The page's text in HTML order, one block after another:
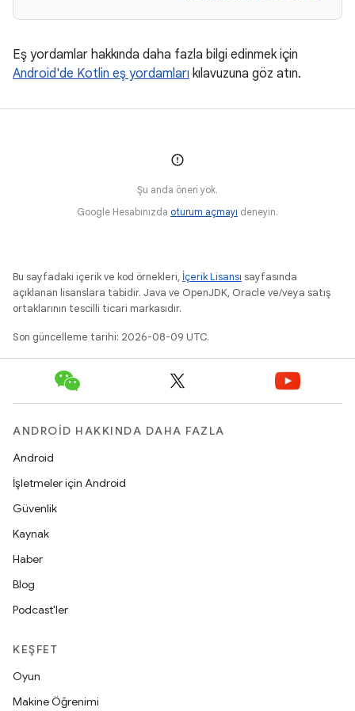
Eş yordamlar hakkında daha fazla bilgi edinmek için
Android'de Kotlin eş yordamları kılavuzuna göz atın.
Şu anda öneri yok.
Google Hesabınızda oturum açmayı deneyin.
Bu sayfadaki içerik ve kod örnekleri, İçerik Lisansı sayfasında
açıklanan lisanslara tabidir. Java ve OpenJDK, Oracle ve/veya satış
ortaklarının tescilli ticari markasıdır.
Son güncelleme tarihi: 2026-08-09 UTC.
ANDROID HAKKINDA DAHA FAZLA
Android
İşletmeler için Android
Güvenlik
Kaynak
Haber
Blog
Podcast'ler
KEŞFET
Oyun
Makine Öğrenimi